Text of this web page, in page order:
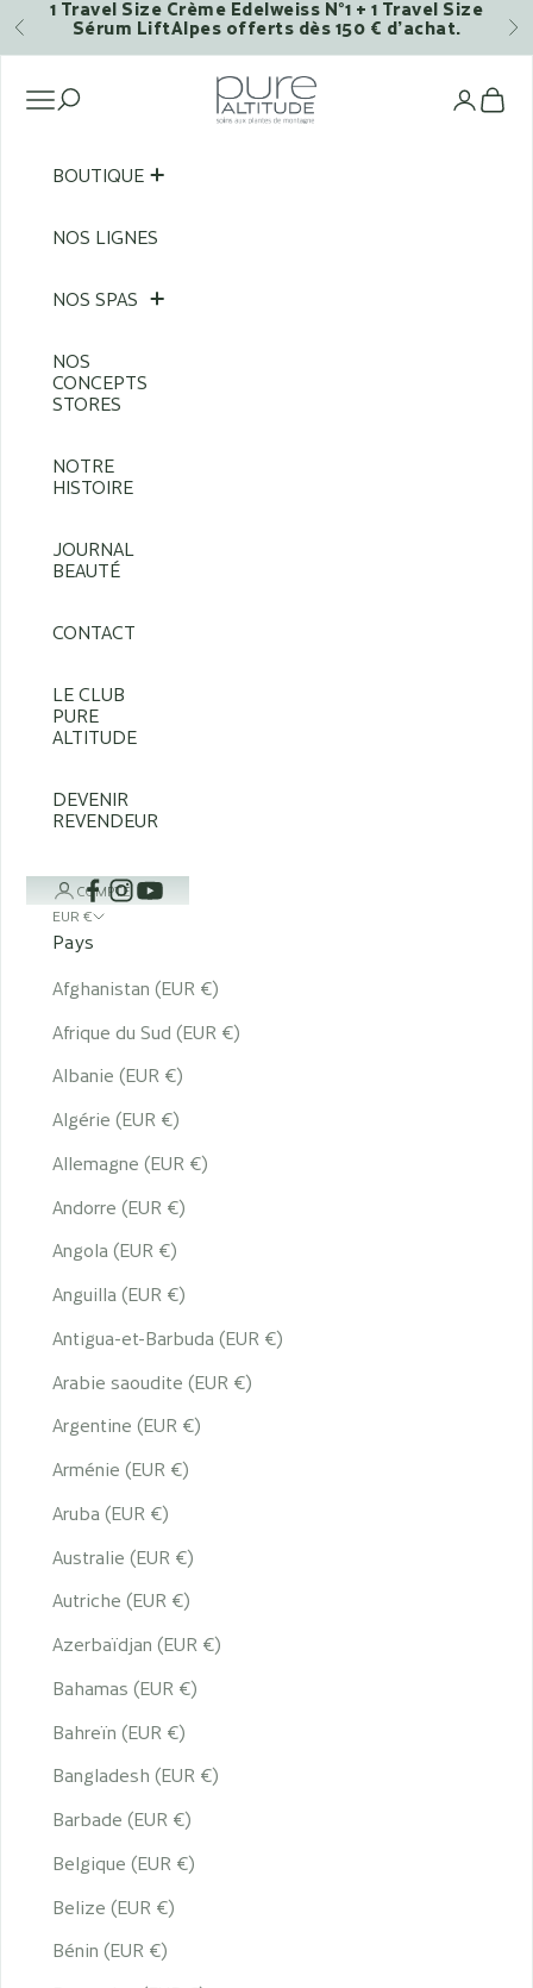
Passer au contenu
Précédent
1 Travel Size Crème Edelweiss N°1 + 1 Travel Size
Sérum LiftAlpes offerts dès 150 € d’achat.
Pure Altitude
Ouvrir la navigation
BOUTIQUE
NOS LIGNES
NOS SPAS
NOS
CONCEPTS
STORES
NOTRE
HISTOIRE
JOURNAL
BEAUTÉ
CONTACT
LE CLUB
PURE
ALTITUDE
DEVENIR
REVENDEUR
COMPTE
EUR €
Pays
Afghanistan (EUR €)
Afrique du Sud (EUR €)
Albanie (EUR €)
Algérie (EUR €)
Allemagne (EUR €)
Andorre (EUR €)
Angola (EUR €)
Anguilla (EUR €)
Antigua-et-Barbuda (EUR €)
Arabie saoudite (EUR €)
Argentine (EUR €)
Arménie (EUR €)
Aruba (EUR €)
Australie (EUR €)
Autriche (EUR €)
Azerbaïdjan (EUR €)
Bahamas (EUR €)
Bahreïn (EUR €)
Bangladesh (EUR €)
Barbade (EUR €)
Belgique (EUR €)
Belize (EUR €)
Bénin (EUR €)